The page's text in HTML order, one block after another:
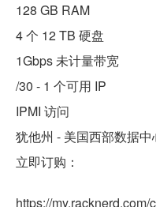
128 GB RAM
4 个 12 TB 硬盘
1Gbps 未计量带宽
/30 - 1 个可用 IP
IPMI 访问
犹他州 - 美国西部数据中
立即订购：
https://